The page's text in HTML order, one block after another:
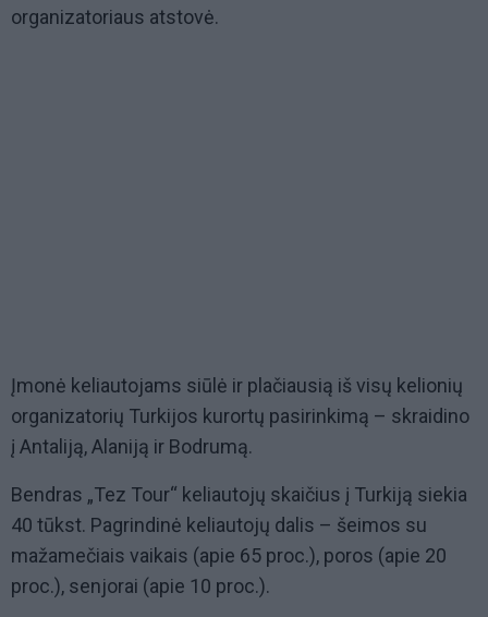
organizatoriaus atstovė.
Įmonė keliautojams siūlė ir plačiausią iš visų kelionių
organizatorių Turkijos kurortų pasirinkimą – skraidino
į Antaliją, Alaniją ir Bodrumą.
Bendras „Tez Tour“ keliautojų skaičius į Turkiją siekia
40 tūkst. Pagrindinė keliautojų dalis – šeimos su
mažamečiais vaikais (apie 65 proc.), poros (apie 20
proc.), senjorai (apie 10 proc.).